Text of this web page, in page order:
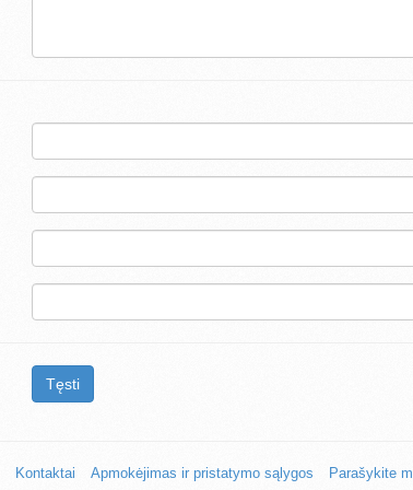
Tęsti
Kontaktai Apmokėjimas ir pristatymo sąlygos Parašykite